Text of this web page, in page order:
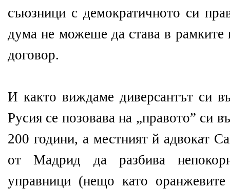
съюзници с демократичното си
дума не можеше да става в
договор.
И както виждаме диверсантът си
Русия се позовава на „правото” си
200 години, а местният й адвокат
от Мадрид да разбива
управници (нещо като